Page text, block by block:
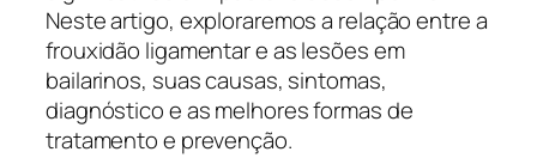
Neste artigo, exploraremos a relação entre a
frouxidão ligamentar e as lesões em
bailarinos, suas causas, sintomas,
diagnóstico e as melhores formas de
tratamento e prevenção.